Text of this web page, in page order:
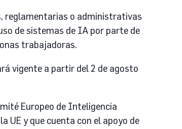
reglamentarias o administrativas
de sistemas de IA por parte de
trabajadoras.
vigente a partir del 2 de agosto
Europeo de Inteligencia
UE y que cuenta con el apoyo de